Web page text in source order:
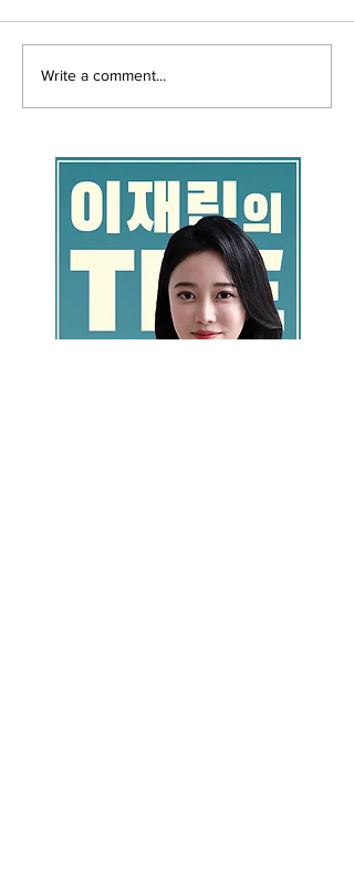
Write a comment...